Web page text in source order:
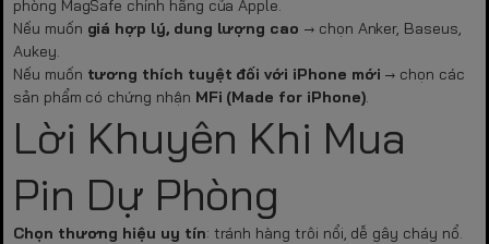
phòng MagSafe chính hãng của Apple.
Nếu muốn giá hợp lý, dung lượng cao → chọn Anker, Baseus,
Aukey.
Nếu muốn tương thích tuyệt đối với iPhone mới → chọn các
sản phẩm có chứng nhận MFi (Made for iPhone).
Lời Khuyên Khi Mua
Pin Dự Phòng
Chọn thương hiệu uy tín: tránh hàng trôi nổi, dễ gây cháy nổ.